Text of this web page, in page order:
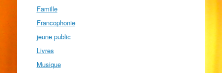
Famille
Francophonie
jeune public
Livres
Musique